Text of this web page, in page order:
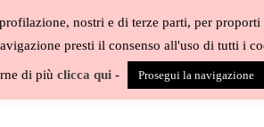
BLOG
nostri e di terze parti, per
presti il consenso all'uso di tutti i
di più clicca qui - Prosegui la navigazione